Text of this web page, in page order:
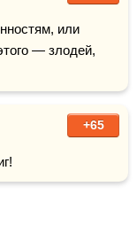
или
— злодей,
+65